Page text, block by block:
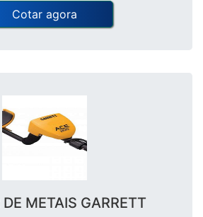
Cotar agora
METAIS GARRETT